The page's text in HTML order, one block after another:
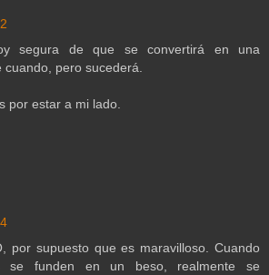
segura de que se convertirá en una
cuando, pero sucederá.
por estar a mi lado.
por supuesto que es maravilloso. Cuando
se funden en un beso, realmente se